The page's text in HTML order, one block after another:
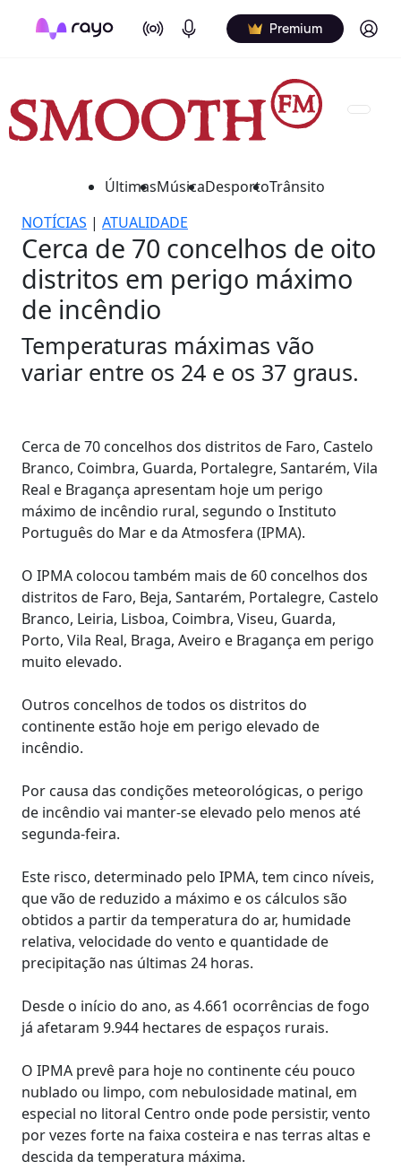
On Air Podcasts Premium Log in
ÚltimasMúsicaDesportoTrânsito
NOTÍCIAS | ATUALIDADE
Cerca de 70 concelhos de oito
distritos em perigo máximo
de incêndio
Temperaturas máximas vão
variar entre os 24 e os 37 graus.
Cerca de 70 concelhos dos distritos de Faro, Castelo
Branco, Coimbra, Guarda, Portalegre, Santarém, Vila
Real e Bragança apresentam hoje um perigo
máximo de incêndio rural, segundo o Instituto
Português do Mar e da Atmosfera (IPMA).
O IPMA colocou também mais de 60 concelhos dos
distritos de Faro, Beja, Santarém, Portalegre, Castelo
Branco, Leiria, Lisboa, Coimbra, Viseu, Guarda,
Porto, Vila Real, Braga, Aveiro e Bragança em perigo
muito elevado.
Outros concelhos de todos os distritos do
continente estão hoje em perigo elevado de
incêndio.
Por causa das condições meteorológicas, o perigo
de incêndio vai manter-se elevado pelo menos até
segunda-feira.
Este risco, determinado pelo IPMA, tem cinco níveis,
que vão de reduzido a máximo e os cálculos são
obtidos a partir da temperatura do ar, humidade
relativa, velocidade do vento e quantidade de
precipitação nas últimas 24 horas.
Desde o início do ano, as 4.661 ocorrências de fogo
já afetaram 9.944 hectares de espaços rurais.
O IPMA prevê para hoje no continente céu pouco
nublado ou limpo, com nebulosidade matinal, em
especial no litoral Centro onde pode persistir, vento
por vezes forte na faixa costeira e nas terras altas e
descida da temperatura máxima.